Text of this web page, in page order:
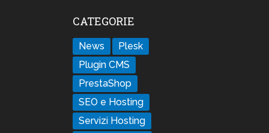
CATEGORIE
News
Plesk
Plugin CMS
PrestaShop
SEO e Hosting
Servizi Hosting